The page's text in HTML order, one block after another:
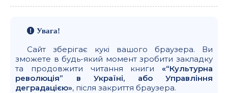
Увага!
Сайт зберігає кукі вашого браузера. Ви
зможете в будь-який момент зробити закладку
та продовжити читання книги «“Культурна
революція” в Україні, або Управління
деградацією», після закриття браузера.